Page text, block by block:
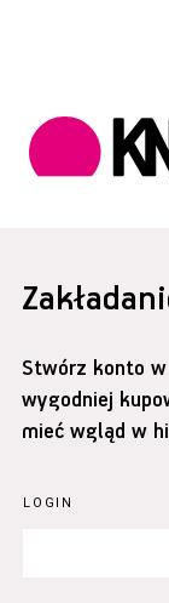
Stwórz konto w
wygodniej
mieć wgląd w
LOGIN